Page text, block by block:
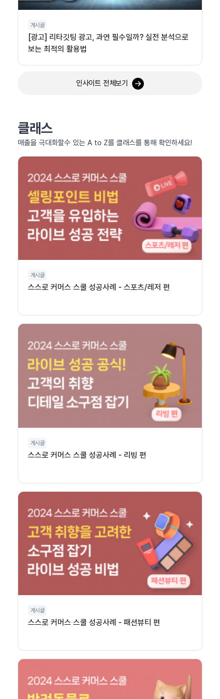
게시글
[광고] 리타깃팅 광고, 과연 필수일까? 실전 분석으로
보는 최적의 활용법
인사이트 전체보기
클래스
매출을 극대화할수 있는 A to Z를 클래스를 통해 확인하세요!
게시글
스스로 커머스 스쿨 성공사례 - 스포츠/레저 편
게시글
스스로 커머스 스쿨 성공사례 - 리빙 편
게시글
스스로 커머스 스쿨 성공사례 - 패션뷰티 편